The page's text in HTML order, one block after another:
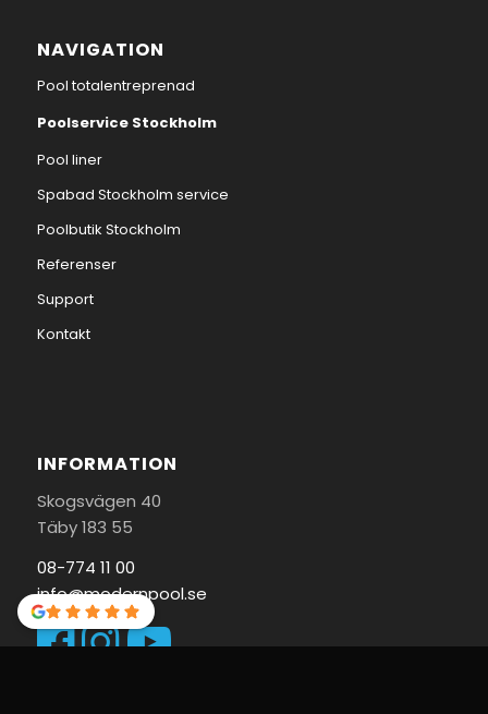
NAVIGATION
Pool totalentreprenad
Poolservice Stockholm
Pool liner
Spabad Stockholm service
Poolbutik Stockholm
Referenser
Support
Kontakt
INFORMATION
Skogsvägen 40
Täby 183 55
08-774 11 00
info@modernpool.se